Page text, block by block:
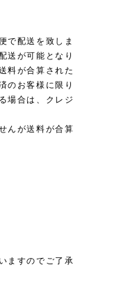
で配送を致しま
送が可能となり
料が合算された
のお客様に限り
場合は、クレジ
んが送料が合算
ますのでご了承